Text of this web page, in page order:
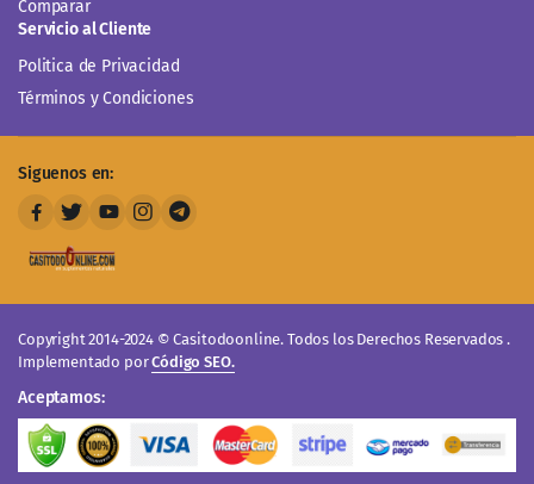
Comparar
Servicio al Cliente
Politica de Privacidad
Términos y Condiciones
Siguenos en:
Copyright 2014-2024 © Casitodoonline. Todos los Derechos Reservados .
Implementado porCódigo SEO.
Aceptamos: